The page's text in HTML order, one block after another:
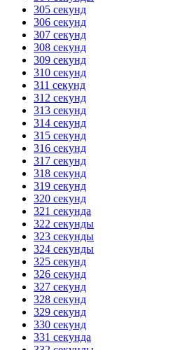
305 секунд
306 секунд
307 секунд
308 секунд
309 секунд
310 секунд
311 секунд
312 секунд
313 секунд
314 секунд
315 секунд
316 секунд
317 секунд
318 секунд
319 секунд
320 секунд
321 секунда
322 секунды
323 секунды
324 секунды
325 секунд
326 секунд
327 секунд
328 секунд
329 секунд
330 секунд
331 секунда